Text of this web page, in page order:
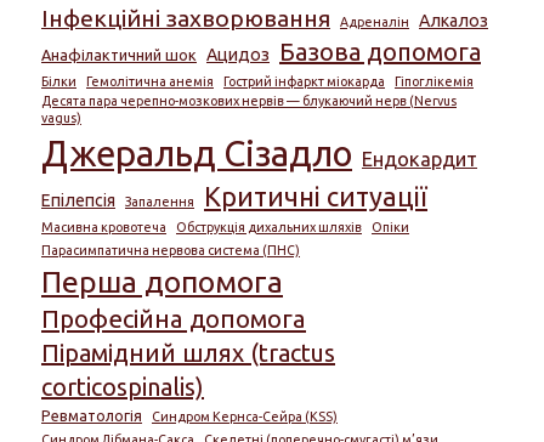
Інфекційні захворювання Адреналін Алкалоз
Анафілактичний шок Ацидоз Базова допомога
Білки Гемолітична анемія Гострий інфаркт міокарда
Гіпоглікемія
Десята пара черепно-мозкових нервів — блукаючий нерв (Nervus
vagus)
Джеральд Сізадло Ендокардит
Епілепсія Запалення Критичні ситуації
Масивна кровотеча Обструкція дихальних шляхів
Опіки
Парасимпатична нервова система (ПНС)
Перша допомога
Професійна допомога
Пірамідний шлях (tractus
corticospinalis)
Ревматологія
Синдром Кернса-Сейра (KSS)